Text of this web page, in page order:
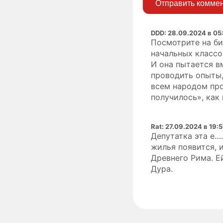
Отправить
DDD: 28.09.2024 в
Посмотрите на
начальных
И она пытается
проводить
всем народом
получилось»,
Rat: 27.09.2024 в
Депутатка эта
жилья появится,
Древнего Рима.
Дура.